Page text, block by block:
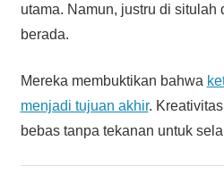
utama. Namun, justru di situlah
berada.
Mereka membuktikan bahwa
menjadi tujuan akhir.
bebas tanpa tekanan untuk